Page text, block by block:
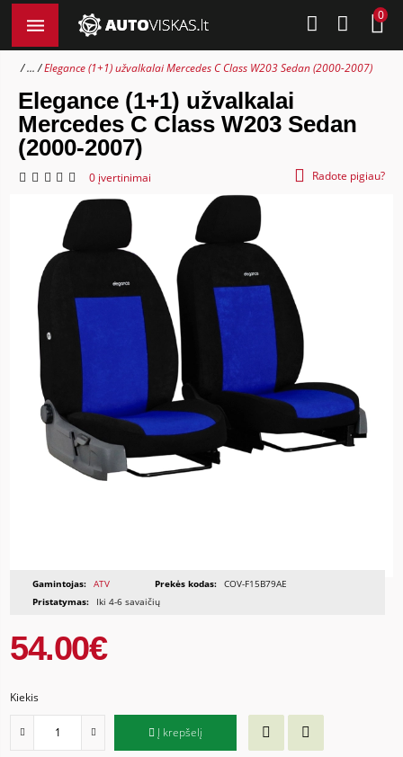
0
... Elegance (1+1) užvalkalai Mercedes C Class W203 Sedan (2000-2007)
Elegance (1+1) užvalkalai
Mercedes C Class W203 Sedan
(2000-2007)
0 įvertinimai Radote pigiau?
Gamintojas: ATV Prekės kodas: COV-F15B79AE
Pristatymas:
Iki 4-6 savaičių
54.00€
Kiekis
Į krepšelį